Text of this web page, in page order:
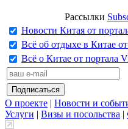
Рассылки
Новости Китая от
Всё об отдыхе в Китае
Всё о Китае от портала
О проекте | Новости и
Услуги | Визы и посольства |